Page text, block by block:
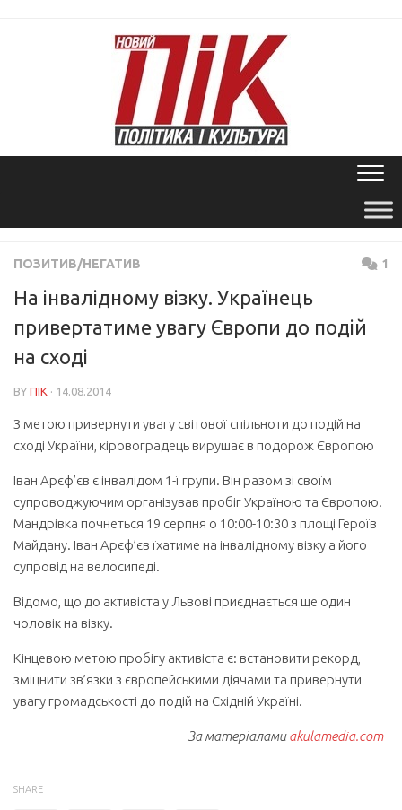
ПОЗИТИВ/НЕГАТИВ 1
На інвалідному візку. Українець
привертатиме увагу Європи до подій
на сході
BY ПІК · 14.08.2014
З метою привернути увагу світової спільноти до подій на
сході України, кіровоградець вирушає в подорож Європою
Іван Арєф’єв є інвалідом 1-ї групи. Він разом зі своїм
супроводжуючим організував пробіг Україною та Європою.
Мандрівка почнеться 19 серпня о 10:00-10:30 з площі Героїв
Майдану. Іван Арєф’єв їхатиме на інвалідному візку а його
супровід на велосипеді.
Відомо, що до активіста у Львові приєднається ще один
чоловік на візку.
Кінцевою метою пробігу активіста є: встановити рекорд,
зміцнити зв’язки з європейськими діячами та привернути
увагу громадськості до подій на Східній Україні.
За матеріаламиakulamedia.com
SHARE